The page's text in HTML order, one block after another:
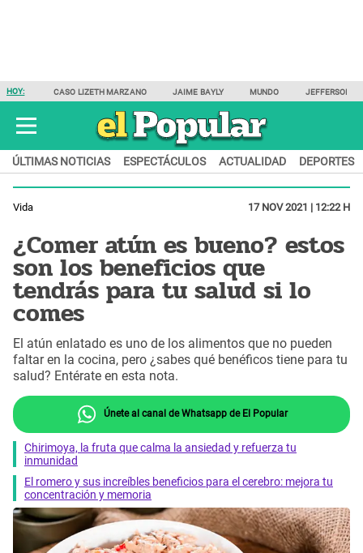
HOY: CASO LIZETH MARZANO JAIME BAYLY MUNDO JEFFERSON
ÚLTIMAS NOTICIAS ESPECTÁCULOS ACTUALIDAD DEPORTES
Vida 17 NOV 2021 | 12:22 H
¿Comer atún es bueno? estos
son los beneficios que
tendrás para tu salud si lo
comes
El atún enlatado es uno de los alimentos que no pueden
faltar en la cocina, pero ¿sabes qué benéficos tiene para tu
salud? Entérate en esta nota.
Únete al canal de Whatsapp de El Popular
Chirimoya, la fruta que calma la ansiedad y refuerza tu
inmunidad
El romero y sus increíbles beneficios para el cerebro: mejora tu
concentración y memoria